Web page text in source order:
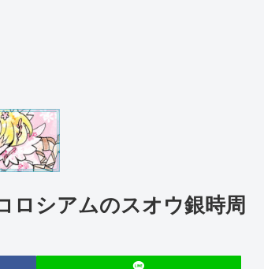
ロシアムのスオウ銀時周